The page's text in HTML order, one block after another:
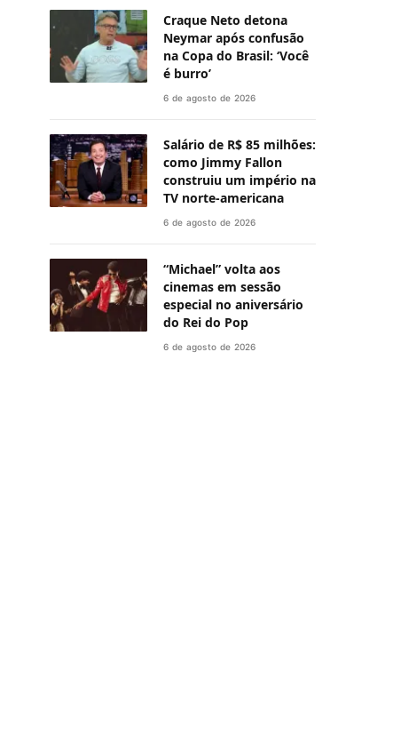
Craque Neto detona
Neymar após confusão
na Copa do Brasil: ‘Você
é burro’
6 de agosto de 2026
Salário de R$ 85 milhões:
como Jimmy Fallon
construiu um império na
TV norte-americana
6 de agosto de 2026
“Michael” volta aos
cinemas em sessão
especial no aniversário
do Rei do Pop
6 de agosto de 2026